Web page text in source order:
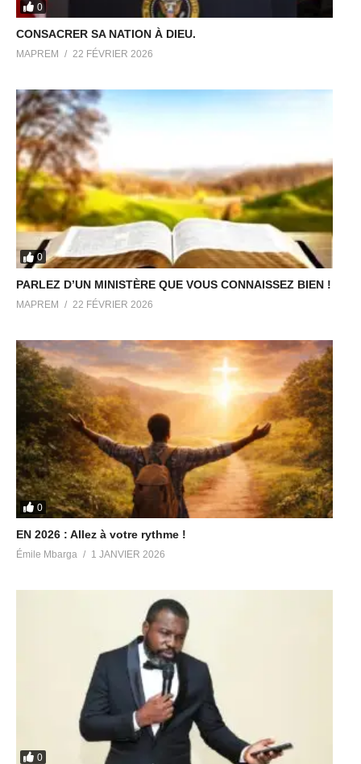
0
CONSACRER SA NATION À DIEU.
MAPREM 22 FÉVRIER 2026
0
PARLEZ D’UN MINISTÈRE QUE VOUS CONNAISSEZ BIEN !
MAPREM 22 FÉVRIER 2026
0
EN 2026 : Allez à votre rythme !
Émile Mbarga 1 JANVIER 2026
0